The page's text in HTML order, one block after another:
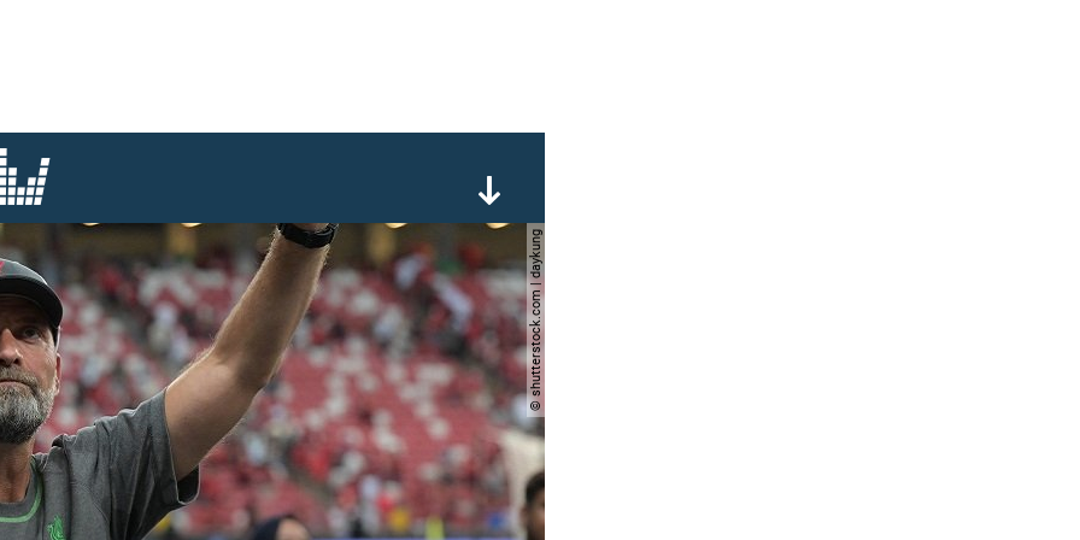
© shutterstock.com | daykung